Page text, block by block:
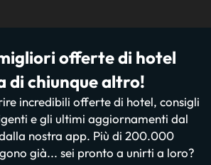
offerte di hotel
di chiunque altro!
incredibili offerte di hotel, consigli
e gli ultimi aggiornamenti dal
nostra app. Più di 200.000
già... sei pronto a unirti a loro?